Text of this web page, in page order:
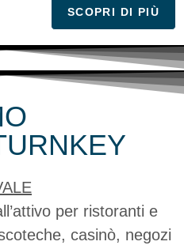
SCOPRI DI PIÙ
per ristoranti e
casinò, negozi